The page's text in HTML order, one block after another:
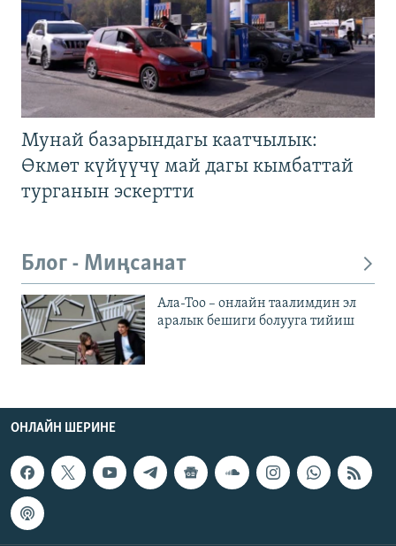
Мунай базарындагы каатчылык:
Өкмөт күйүүчү май дагы кымбаттай
турганын эскертти
Блог - Миңсанат
Ала-Тоо – онлайн таалимдин эл
аралык бешиги болууга тийиш
ОНЛАЙН ШЕРИНЕ